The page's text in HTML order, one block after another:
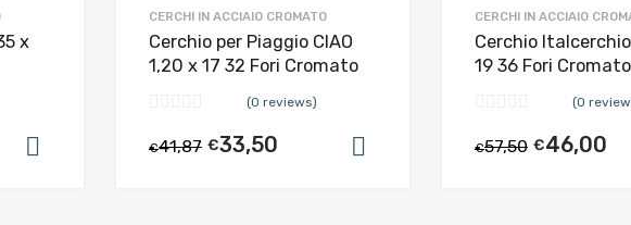
x
Aggiungi al carrello
CERCHI IN ACCIAIO CROMATO
Cerchio per Piaggio CIAO
1,20 x 17 32 Fori Cromato
(0 reviews)
€41,87 €33,50 Aggiungi al carrello
CERCHI IN ACCIAIO
Cerchio Italcerchio
19 36 Fori Cromato
(0
€57,50 €46,00